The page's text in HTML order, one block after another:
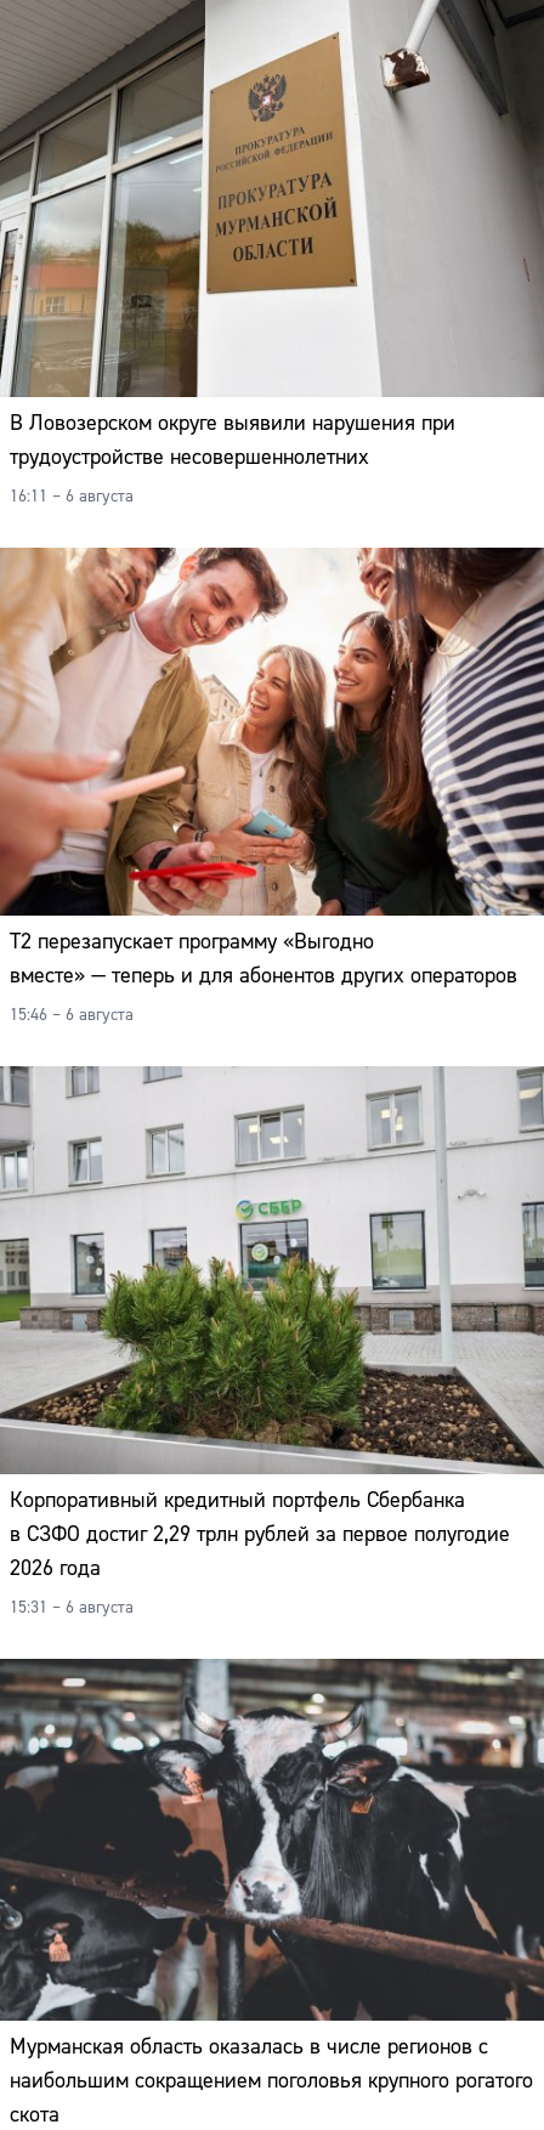
В Ловозерском округе выявили нарушения при
трудоустройстве несовершеннолетних
16:11 – 6 августа
Т2 перезапускает программу «Выгодно
вместе» — теперь и для абонентов других операторов
15:46 – 6 августа
Корпоративный кредитный портфель Сбербанка
в СЗФО достиг 2,29 трлн рублей за первое полугодие
2026 года
15:31 – 6 августа
Мурманская область оказалась в числе регионов с
наибольшим сокращением поголовья крупного рогатого
скота